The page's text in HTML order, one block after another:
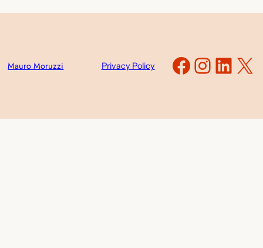
Mauro Moruzzi Privacy Policy X